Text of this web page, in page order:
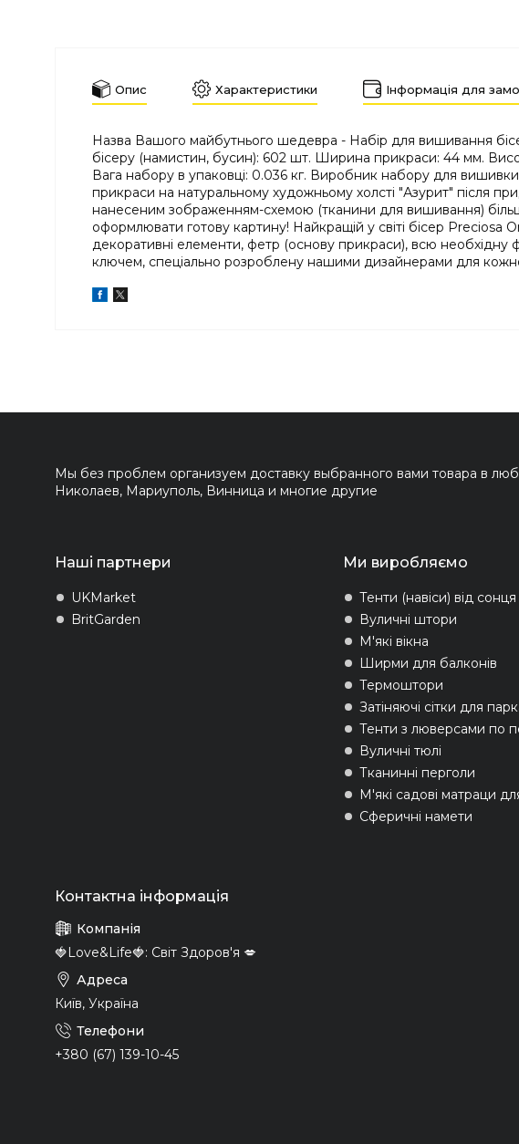
Опис Характеристики Інформація для
Назва Вашого майбутнього шедевра - Набір для вишивання
бісеру (намистин, бусин): 602 шт. Ширина прикраси: 44 мм.
Вага набору в упаковці: 0.036 кг. Виробник набору для
прикраси на натуральному художньому холсті "Азурит" після
нанесеним зображенням-схемою (тканини для вишивання)
оформлювати готову картину! Найкращій у світі бісер Preciosa
декоративні елементи, фетр (основу прикраси), всю необхідну
ключем, спеціально розроблену нашими дизайнерами для
Мы без проблем организуем доставку выбранного вами товара в
Николаев, Мариуполь, Винница и многие другие
Наші партнери
UKMarket
BritGarden
Ми виробляємо
Тенти (навіси) від
Вуличні штори
М'які вікна
Ширми для балконів
Термоштори
Затіняючі сітки для
Тенти з люверсами по
Вуличні тюлі
Тканинні перголи
М'які садові матраци
Сферичні намети
🍓Love&Life🍓: Світ Здоров'я 💋
Київ, Україна
+380 (67) 139-10-45